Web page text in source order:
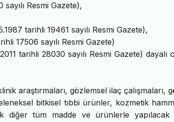
Resmi Gazete),
tarihli 19461 sayılı Resmi Gazete),
17506 sayılı Resmi Gazete)
tarihli 28030 sayılı Resmi Gazete)
araştırmaları, gözlemsel ilaç çalışmaları,
bitkisel tıbbi ürünler, kozmetik
diğer tüm madde ve ürünlerle yapılacak